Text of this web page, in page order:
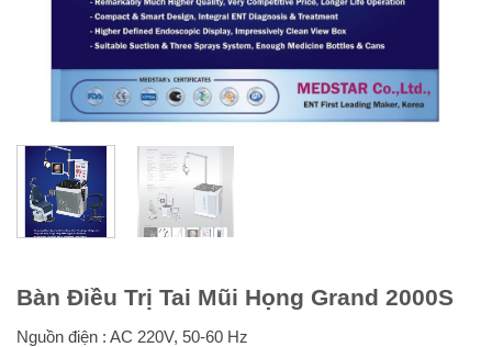
Bàn Điều Trị Tai Mũi Họng Grand 2000S
Nguồn điện : AC 220V, 50-60 Hz